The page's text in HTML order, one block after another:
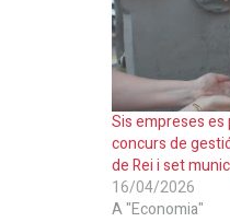
Sis empreses es
concurs de
de Rei i set
16/04/2026
A "Economia"